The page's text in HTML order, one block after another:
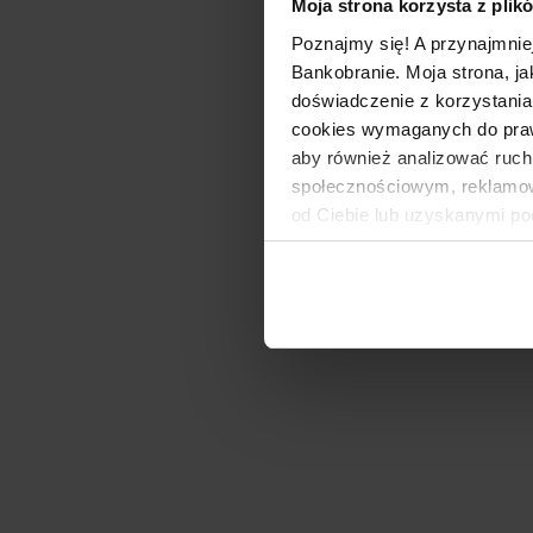
Moja strona korzysta z
Poznajmy się! A
Bankobranie. Moja strona,
doświadczenie z
cookies wymaganych do
aby również analizować
społecznościowym,
od Ciebie lub uzyskanymi